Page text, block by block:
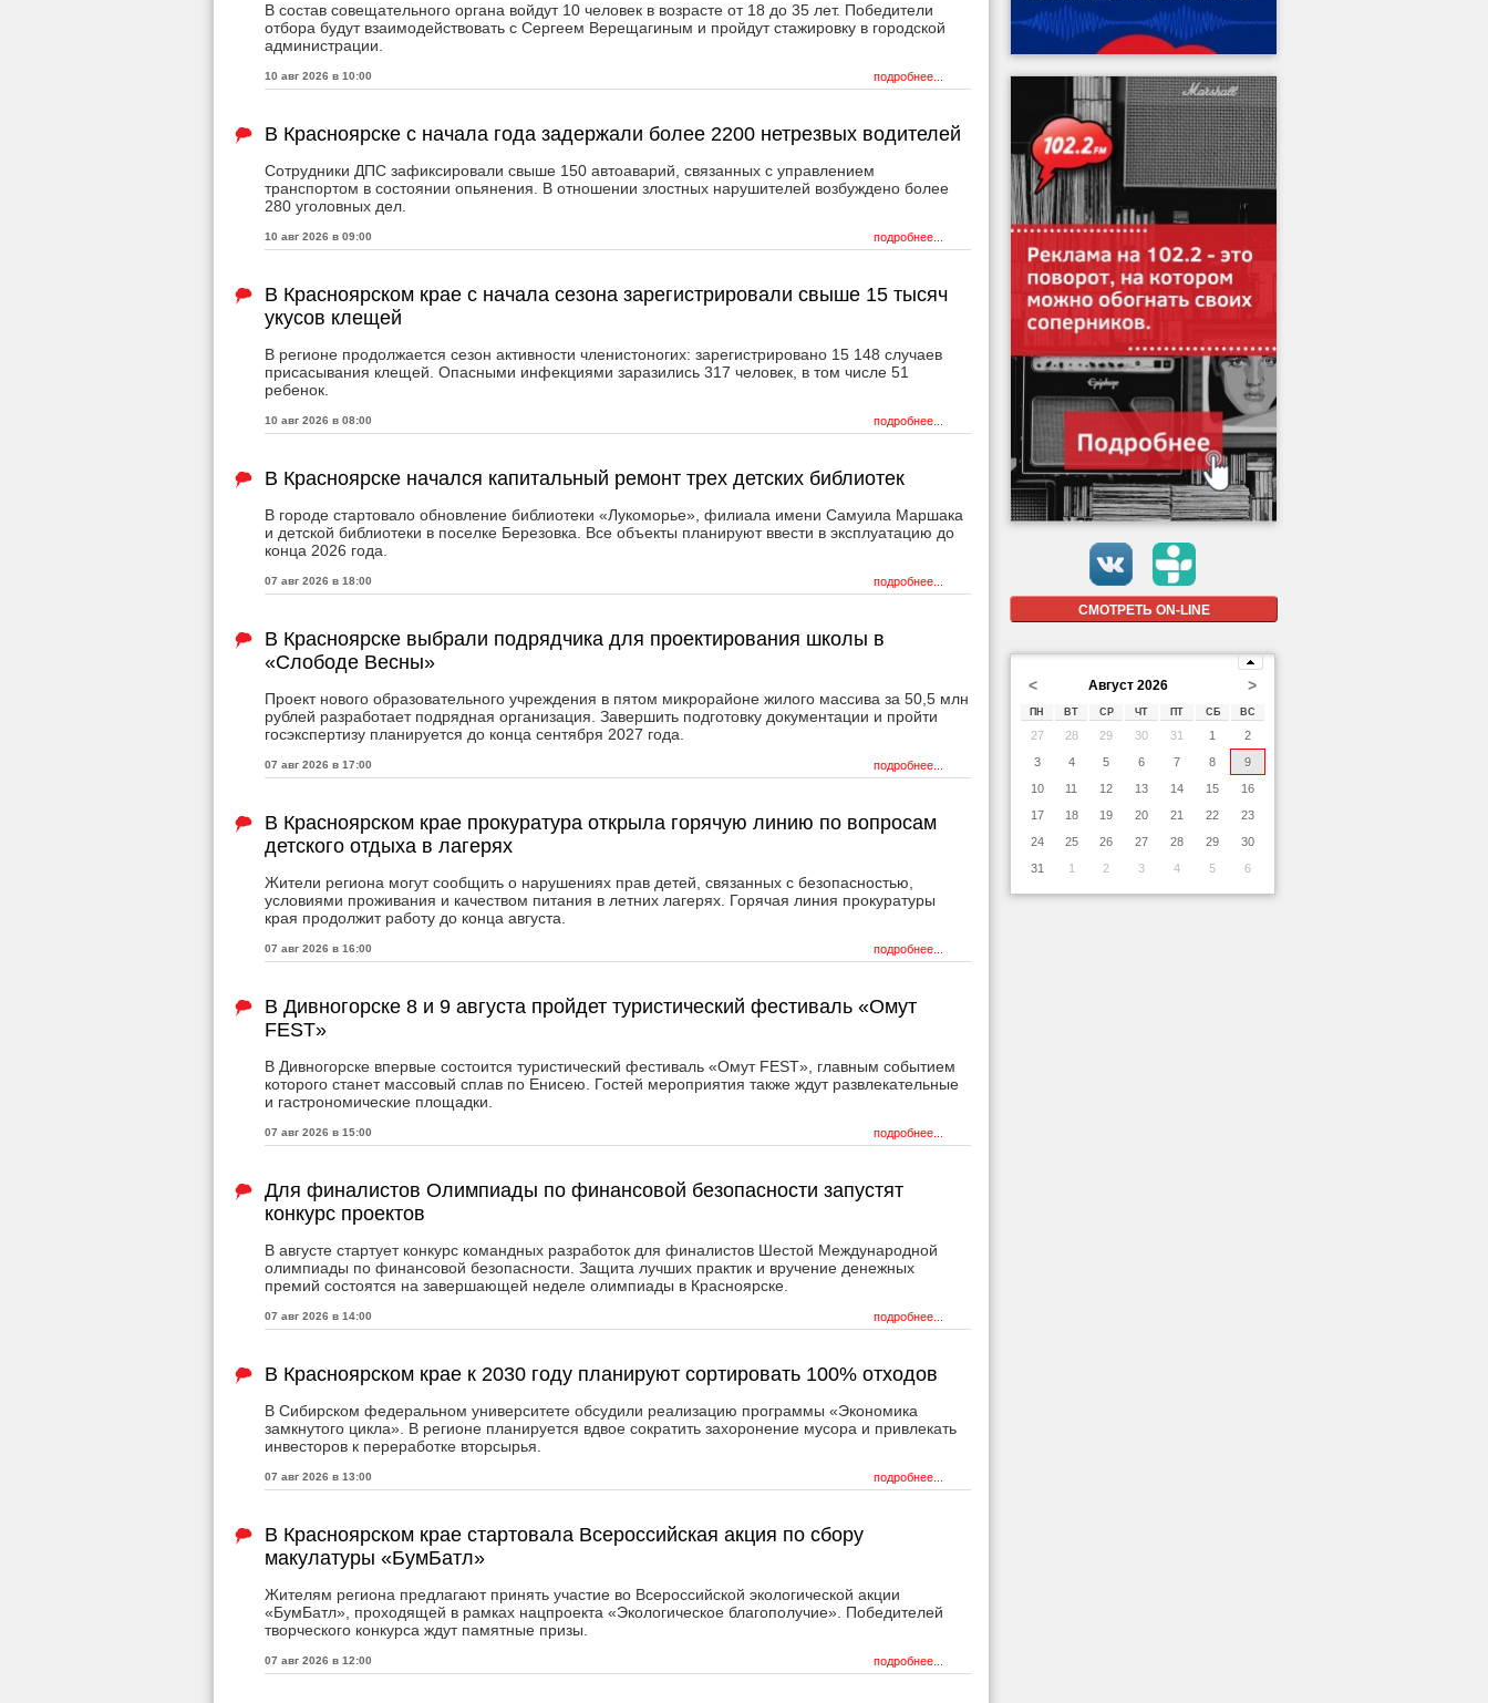
В состав совещательного органа войдут 10 человек в возрасте от 18 до 35 лет. Победители
отбора будут взаимодействовать с Сергеем Верещагиным и пройдут стажировку в городской
администрации.
10 авг 2026 в 10:00 подробнее...
В Красноярске с начала года задержали более 2200 нетрезвых водителей
Сотрудники ДПС зафиксировали свыше 150 автоаварий, связанных с управлением
транспортом в состоянии опьянения. В отношении злостных нарушителей возбуждено более
280 уголовных дел.
10 авг 2026 в 09:00 подробнее...
В Красноярском крае с начала сезона зарегистрировали свыше 15 тысяч
укусов клещей
В регионе продолжается сезон активности членистоногих: зарегистрировано 15 148 случаев
присасывания клещей. Опасными инфекциями заразились 317 человек, в том числе 51
ребенок.
10 авг 2026 в 08:00 подробнее...
В Красноярске начался капитальный ремонт трех детских библиотек
В городе стартовало обновление библиотеки «Лукоморье», филиала имени Самуила Маршака
и детской библиотеки в поселке Березовка. Все объекты планируют ввести в эксплуатацию до
конца 2026 года.
07 авг 2026 в 18:00 подробнее...
В Красноярске выбрали подрядчика для проектирования школы в
«Слободе Весны»
Проект нового образовательного учреждения в пятом микрорайоне жилого массива за 50,5 млн
рублей разработает подрядная организация. Завершить подготовку документации и пройти
госэкспертизу планируется до конца сентября 2027 года.
07 авг 2026 в 17:00 подробнее...
В Красноярском крае прокуратура открыла горячую линию по вопросам
детского отдыха в лагерях
Жители региона могут сообщить о нарушениях прав детей, связанных с безопасностью,
условиями проживания и качеством питания в летних лагерях. Горячая линия прокуратуры
края продолжит работу до конца августа.
07 авг 2026 в 16:00 подробнее...
В Дивногорске 8 и 9 августа пройдет туристический фестиваль «Омут
FEST»
В Дивногорске впервые состоится туристический фестиваль «Омут FEST», главным событием
которого станет массовый сплав по Енисею. Гостей мероприятия также ждут развлекательные
и гастрономические площадки.
07 авг 2026 в 15:00 подробнее...
Для финалистов Олимпиады по финансовой безопасности запустят
конкурс проектов
В августе стартует конкурс командных разработок для финалистов Шестой Международной
олимпиады по финансовой безопасности. Защита лучших практик и вручение денежных
премий состоятся на завершающей неделе олимпиады в Красноярске.
07 авг 2026 в 14:00 подробнее...
В Красноярском крае к 2030 году планируют сортировать 100% отходов
В Сибирском федеральном университете обсудили реализацию программы «Экономика
замкнутого цикла». В регионе планируется вдвое сократить захоронение мусора и привлекать
инвесторов к переработке вторсырья.
07 авг 2026 в 13:00 подробнее...
В Красноярском крае стартовала Всероссийская акция по сбору
макулатуры «БумБатл»
Жителям региона предлагают принять участие во Всероссийской экологической акции
«БумБатл», проходящей в рамках нацпроекта «Экологическое благополучие». Победителей
творческого конкурса ждут памятные призы.
07 авг 2026 в 12:00 подробнее...
СМОТРЕТЬ ON-LINE
< >
Август 2026
ПН ВТ СР ЧТ ПТ СБ ВС
27 28 29 30 31 1
2
3
4 5 6 7 8
9
10
11 12 13 14 15
16
17
18 19 20 21 22
23
24
25 26 27 28 29
30
31
1 2 3 4 5 6